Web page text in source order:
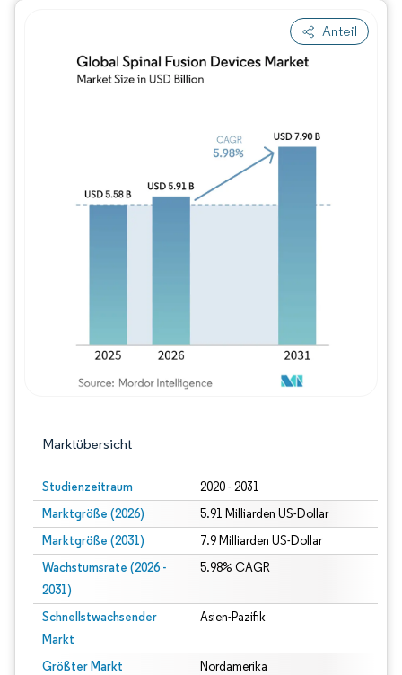
Anteil
Marktübersicht
Studienzeitraum 2020 - 2031
Marktgröße (2026) 5.91 Milliarden US-Dollar
Marktgröße (2031) 7.9 Milliarden US-Dollar
Wachstumsrate (2026 -
2031)
5.98% CAGR
Schnellstwachsender
Markt
Asien-Pazifik
Größter Markt Nordamerika